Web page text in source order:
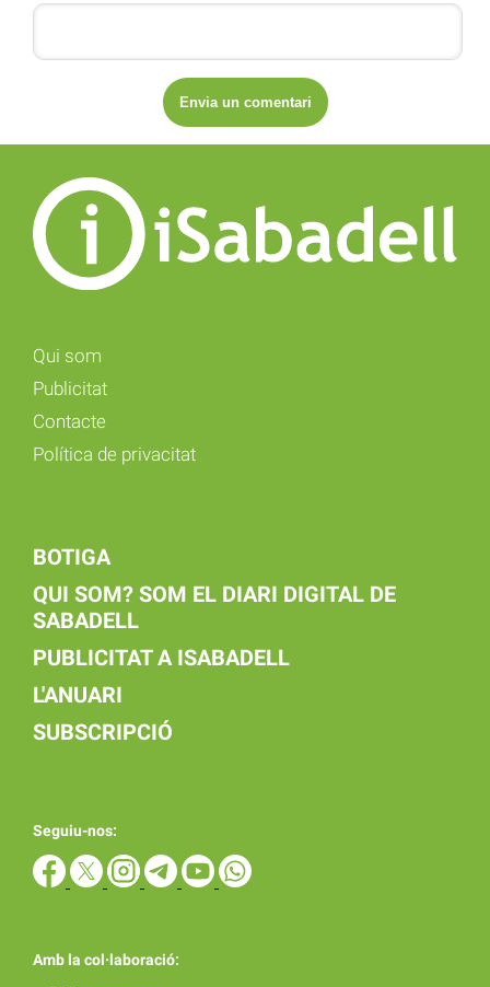
Qui som
Publicitat
Contacte
Política de privacitat
BOTIGA
QUI SOM? SOM EL DIARI DIGITAL DE
SABADELL
PUBLICITAT A ISABADELL
L'ANUARI
SUBSCRIPCIÓ
Seguiu-nos:
Amb la col·laboració: